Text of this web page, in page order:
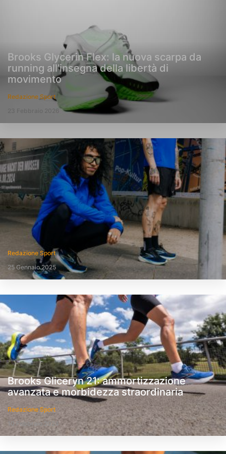
Brooks Glycerin Flex: la nuova scarpa da
running all’insegna della libertà di
movimento
Redazione Sport
Redazione Sport
25 Gennaio 2025
Brooks Gliceryn 21: ammortizzazione
avanzata e morbidezza straordinaria
Redazione Sport
10 Febbraio 2024